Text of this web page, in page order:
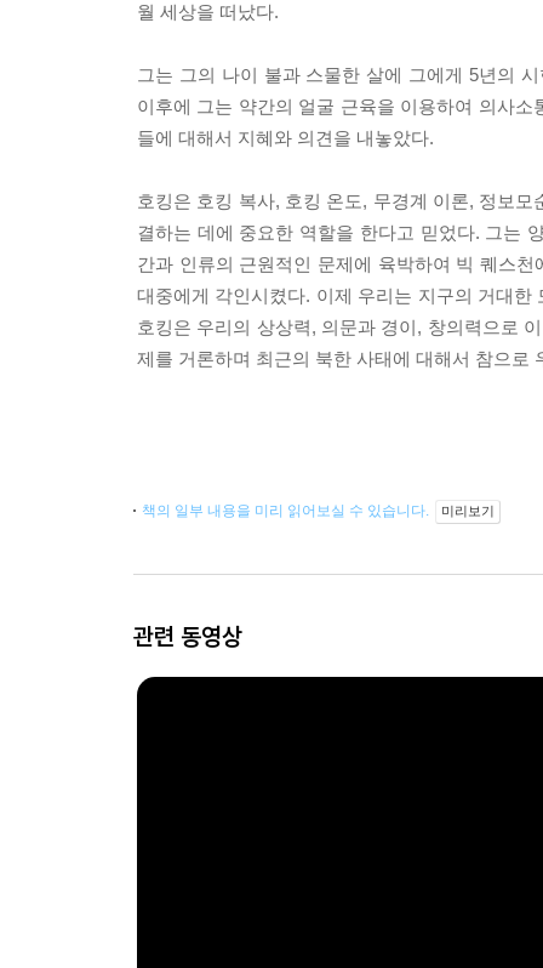
월 세상을 떠났다.
그는 그의 나이 불과 스물한 살에 그에게 5년의
이후에 그는 약간의 얼굴 근육을 이용하여 의사
들에 대해서 지혜와 의견을 내놓았다.
호킹은 호킹 복사, 호킹 온도, 무경계 이론, 정보
결하는 데에 중요한 역할을 한다고 믿었다. 그는
간과 인류의 근원적인 문제에 육박하여 빅 퀘스천
대중에게 각인시켰다. 이제 우리는 지구의 거대
호킹은 우리의 상상력, 의문과 경이, 창의력으로
제를 거론하며 최근의 북한 사태에 대해서 참으로
책의 일부 내용을 미리 읽어보실 수 있습니다. 미리보기
관련 동영상